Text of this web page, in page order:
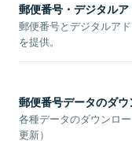
郵便番号・デジタル
郵便番号とデジタルア
を提供。
郵便番号データのダウ
各種データのダウンロ
更新）